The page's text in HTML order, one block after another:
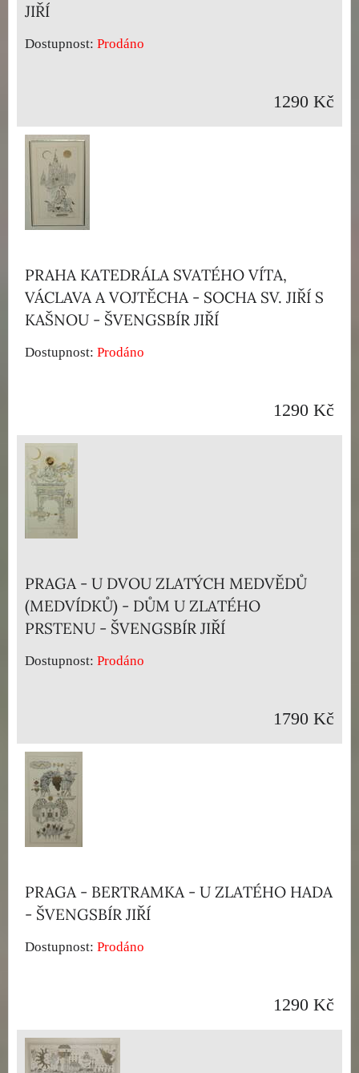
JIŘÍ
Dostupnost: Prodáno
1290 Kč
PRAHA KATEDRÁLA SVATÉHO VÍTA,
VÁCLAVA A VOJTĚCHA - SOCHA SV. JIŘÍ S
KAŠNOU - ŠVENGSBÍR JIŘÍ
Dostupnost: Prodáno
1290 Kč
PRAGA - U DVOU ZLATÝCH MEDVĚDŮ
(MEDVÍDKŮ) - DŮM U ZLATÉHO
PRSTENU - ŠVENGSBÍR JIŘÍ
Dostupnost: Prodáno
1790 Kč
PRAGA - BERTRAMKA - U ZLATÉHO HADA
- ŠVENGSBÍR JIŘÍ
Dostupnost: Prodáno
1290 Kč